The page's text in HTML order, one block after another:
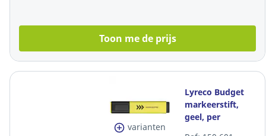
Toon me de prijs
varianten
Lyreco Budget
markeerstift,
geel, per